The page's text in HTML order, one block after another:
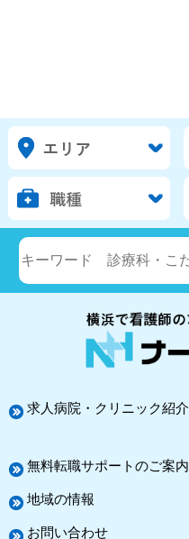
求人病院・クリニック紹介
無料転職サポートのご案内
地域の情報
お問い合わせ